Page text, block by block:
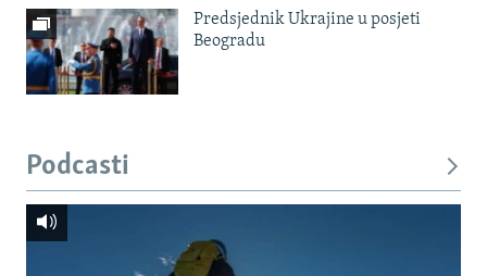
Predsjednik Ukrajine u posjeti
Beogradu
Podcasti